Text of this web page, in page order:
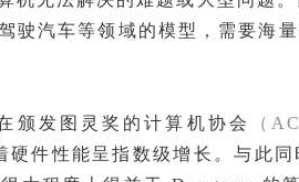
驶汽车等领域的模型，需要海
颁发图灵奖的计算机协会 （
件性能呈指数级增长。与此